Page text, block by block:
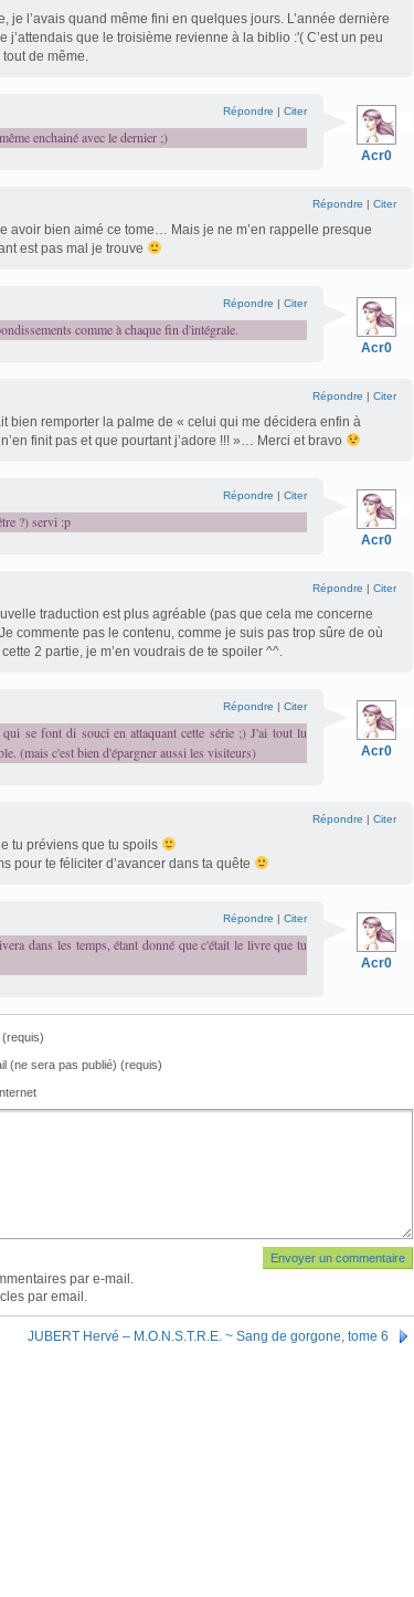
je l’avais quand même fini en quelques jours. L’année dernière
j’attendais que le troisième revienne à la biblio :'( C’est un peu
de même.
Acr0
Répondre | Citer
enchainé avec le dernier ;)
Répondre | Citer
avoir bien aimé ce tome… Mais je ne m’en rappelle presque
est pas mal je trouve
Acr0
Répondre | Citer
comme à chaque fin d'intégrale.
Répondre | Citer
bien remporter la palme de « celui qui me décidera enfin à
finit pas et que pourtant j’adore !!! »… Merci et bravo
Acr0
Répondre | Citer
?) servi :p
Répondre | Citer
traduction est plus agréable (pas que cela me concerne
commente pas le contenu, comme je suis pas trop sûre de où
2 partie, je m’en voudrais de te spoiler ^^.
Acr0
Répondre | Citer
se font di souci en attaquant cette série ;) J'ai tout lu
(mais c'est bien d'épargner aussi les visiteurs)
Répondre | Citer
tu préviens que tu spoils
pour te féliciter d’avancer dans ta quête
Acr0
Répondre | Citer
dans les temps, étant donné que c'était le livre que tu
(requis)
(ne sera pas publié) (requis)
par e-mail.
par email.
JUBERT Hervé – M.O.N.S.T.R.E. ~ Sang de gorgone, tome 6